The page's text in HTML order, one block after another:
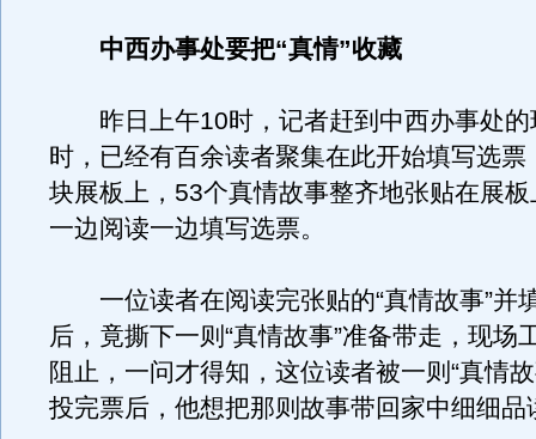
中西办事处要把“真情”收藏
昨日上午10时，记者赶到中西办事处的
时，已经有百余读者聚集在此开始填写选票
块展板上，53个真情故事整齐地张贴在展
一边阅读一边填写选票。
一位读者在阅读完张贴的“真情故事”并
后，竟撕下一则“真情故事”准备带走，现场
阻止，一问才得知，这位读者被一则“真情
投完票后，他想把那则故事带回家中细细品